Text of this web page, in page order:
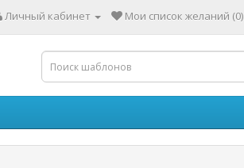
Личный кабинет Мои список желаний (0)